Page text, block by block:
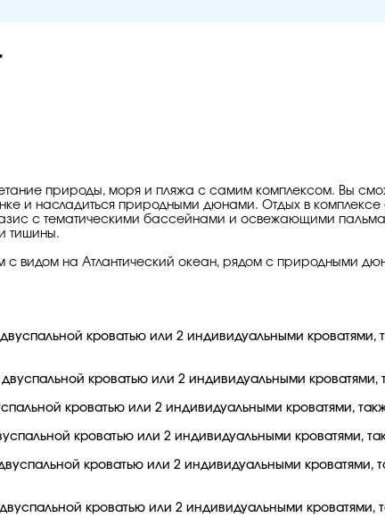
природы, моря и пляжа с самим комплексом. Вы
и насладиться природными дюнами. Отдых в
с тематическими бассейнами и освежающими
тишины.
с видом на Атлантический океан, рядом с природными
кроватью или 2 индивидуальными кроватями,
кроватью или 2 индивидуальными кроватями,
кроватью или 2 индивидуальными кроватями,
кроватью или 2 индивидуальными кроватями,
кроватью или 2 индивидуальными кроватями,
кроватью или 2 индивидуальными кроватями,